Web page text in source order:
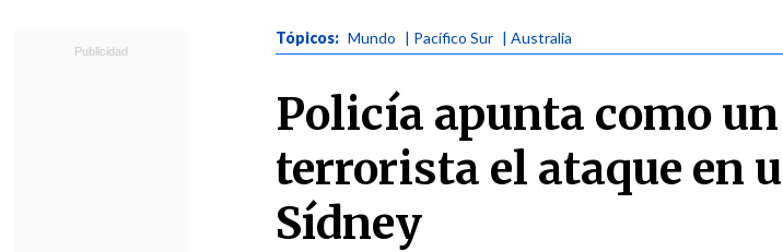
Tópicos: Mundo | Pacífico Sur | Australia
Policía apunta como
terrorista el ataque en
Sídney